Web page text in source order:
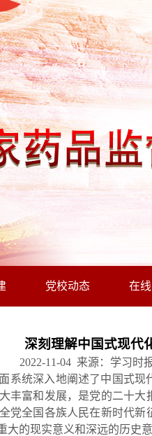
党校动态 在
深刻理解中国式现代
2022-11-04 来源：学习时
系统深入地阐述了中国式
丰富和发展，是党的二十
党全国各族人民在新时代
的现实意义和深远的历史意